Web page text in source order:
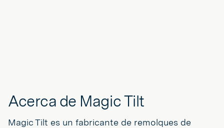
Acerca de Magic Tilt
Magic Tilt es un fabricante de remolques de